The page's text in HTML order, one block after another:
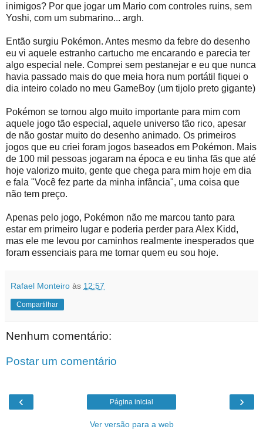
inimigos? Por que jogar um Mario com controles ruins, sem
Yoshi, com um submarino... argh.
Então surgiu Pokémon. Antes mesmo da febre do desenho
eu vi aquele estranho cartucho me encarando e parecia ter
algo especial nele. Comprei sem pestanejar e eu que nunca
havia passado mais do que meia hora num portátil fiquei o
dia inteiro colado no meu GameBoy (um tijolo preto gigante)
Pokémon se tornou algo muito importante para mim com
aquele jogo tão especial, aquele universo tão rico, apesar
de não gostar muito do desenho animado. Os primeiros
jogos que eu criei foram jogos baseados em Pokémon. Mais
de 100 mil pessoas jogaram na época e eu tinha fãs que até
hoje valorizo muito, gente que chega para mim hoje em dia
e fala "Você fez parte da minha infância", uma coisa que
não tem preço.
Apenas pelo jogo, Pokémon não me marcou tanto para
estar em primeiro lugar e poderia perder para Alex Kidd,
mas ele me levou por caminhos realmente inesperados que
foram essenciais para me tornar quem eu sou hoje.
Rafael Monteiro às 12:57
Compartilhar
Nenhum comentário:
Postar um comentário
‹ ›
Página inicial
Ver versão para a web